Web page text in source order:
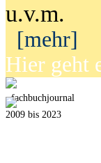
u.v.m.
[mehr]
Hier geht
fachbuchjournal
2009 bis 2023